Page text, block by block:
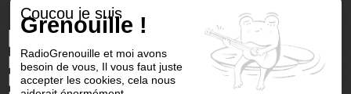
Coucou je suis
Grenouille !
RadioGrenouille et moi avons
besoin de vous, Il vous faut juste
accepter les cookies, cela nous